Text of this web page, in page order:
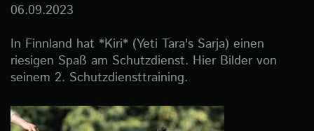
06.09.2023
In Finnland hat *Kiri* (Yeti Tara's Sarja) einen
riesigen Spaß am Schutzdienst. Hier Bilder von
seinem 2. Schutzdiensttraining.